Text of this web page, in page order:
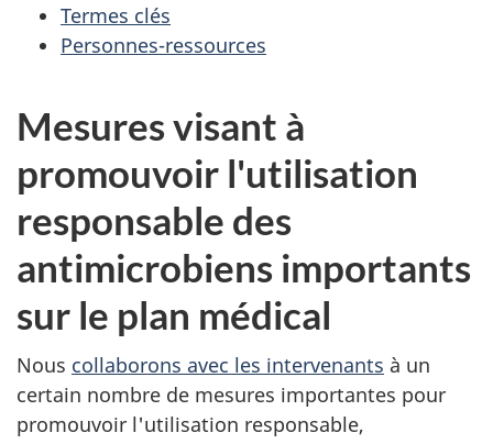
Termes clés
Personnes-ressources
Mesures visant à
promouvoir l'utilisation
responsable des
antimicrobiens importants
sur le plan médical
Nous collaborons avec les intervenants à un
certain nombre de mesures importantes pour
promouvoir l'utilisation responsable,